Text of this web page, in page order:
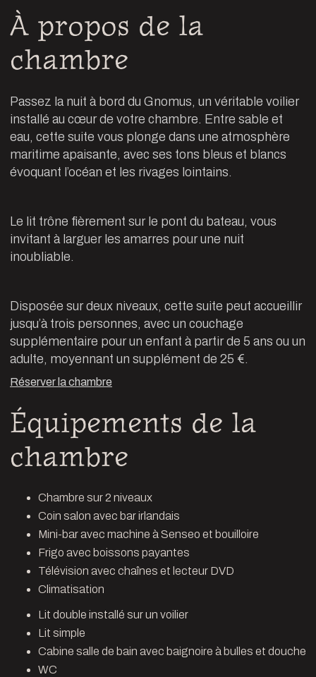
À propos de la
chambre
Passez la nuit à bord du Gnomus, un véritable voilier
installé au cœur de votre chambre. Entre sable et
eau, cette suite vous plonge dans une atmosphère
maritime apaisante, avec ses tons bleus et blancs
évoquant l’océan et les rivages lointains.
Le lit trône fièrement sur le pont du bateau, vous
invitant à larguer les amarres pour une nuit
inoubliable.
Disposée sur deux niveaux, cette suite peut accueillir
jusqu’à trois personnes, avec un couchage
supplémentaire pour un enfant à partir de 5 ans ou un
adulte, moyennant un supplément de 25 €.
Réserver la chambre
Équipements de la
chambre
Chambre sur 2 niveaux
Coin salon avec bar irlandais
Mini-bar avec machine à Senseo et bouilloire
Frigo avec boissons payantes
Télévision avec chaînes et lecteur DVD
Climatisation
Lit double installé sur un voilier
Lit simple
Cabine salle de bain avec baignoire à bulles et douche
WC